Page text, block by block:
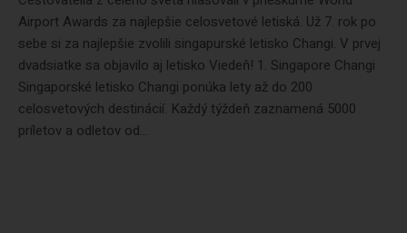
Airport Awards za najlepšie celosvetové letiská. Už 7. rok po
sebe si za najlepšie zvolili singapurské letisko Changi. V prvej
dvadsiatke sa objavilo aj letisko Viedeň! 1. Singapore Changi
Singaporské letisko Changi ponúka lety až do 200
celosvetových destinácií. Každý týždeň zaznamená 5000
príletov a odletov od...